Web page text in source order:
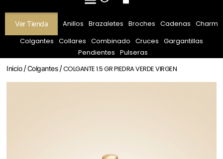
Ver Tienda Anillos Brazaletes Broches Cadenas Charm
Colgantes Collares Combinado Cruces Gargantillas
Pendientes Pulseras
Inicio/Colgantes/ COLGANTE 1.5 GR PIEDRA VERDE VIRGEN